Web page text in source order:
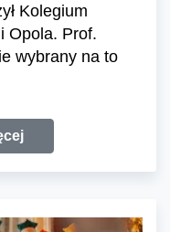
Kolegium
Opola. Prof.
wybrany na to